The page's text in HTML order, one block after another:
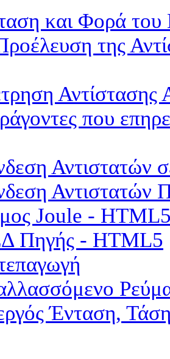
και Φορά του
της
Αντίστασης
που
Αντιστατών
Joule -
Πηγής - HTML5
Ένταση,